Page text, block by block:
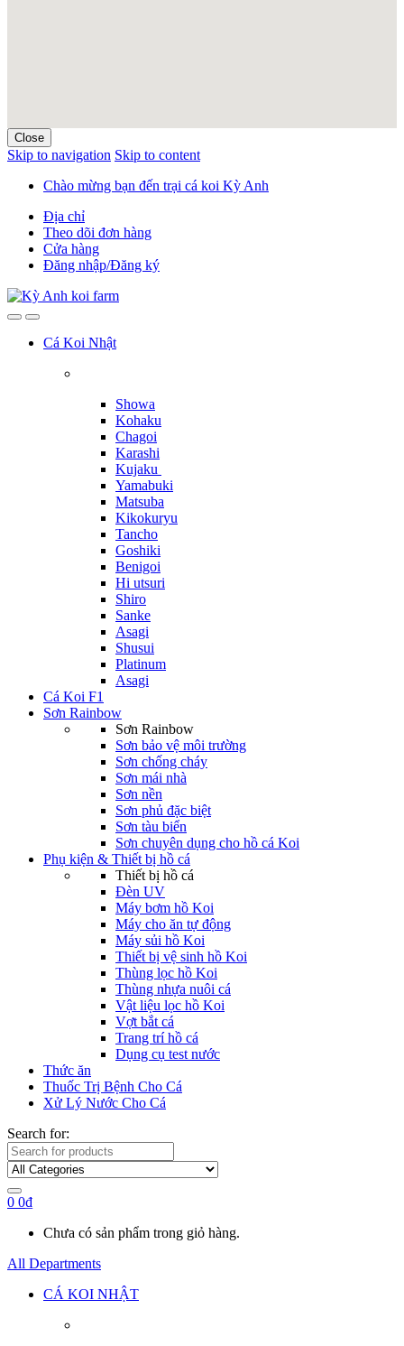
Close
Skip to navigation Skip to content
Chào mừng bạn đến trại cá koi Kỳ Anh
Địa chỉ
Theo dõi đơn hàng
Cửa hàng
Đăng nhập/Đăng ký
Cá Koi Nhật
Showa
Kohaku
Chagoi
Karashi
Kujaku
Yamabuki
Matsuba
Kikokuryu
Tancho
Goshiki
Benigoi
Hi utsuri
Shiro
Sanke
Asagi
Shusui
Platinum
Asagi
Cá Koi F1
Sơn Rainbow
Sơn Rainbow
Sơn bảo vệ môi trường
Sơn chống cháy
Sơn mái nhà
Sơn nền
Sơn phủ đặc biệt
Sơn tàu biển
Sơn chuyên dụng cho hồ cá Koi
Phụ kiện & Thiết bị hồ cá
Thiết bị hồ cá
Đèn UV
Máy bơm hồ Koi
Máy cho ăn tự động
Máy sủi hồ Koi
Thiết bị vệ sinh hồ Koi
Thùng lọc hồ Koi
Thùng nhựa nuôi cá
Vật liệu lọc hồ Koi
Vợt bắt cá
Trang trí hồ cá
Dụng cụ test nước
Thức ăn
Thuốc Trị Bệnh Cho Cá
Xử Lý Nước Cho Cá
Search for:
0 0₫
Chưa có sản phẩm trong giỏ hàng.
All Departments
CÁ KOI NHẬT